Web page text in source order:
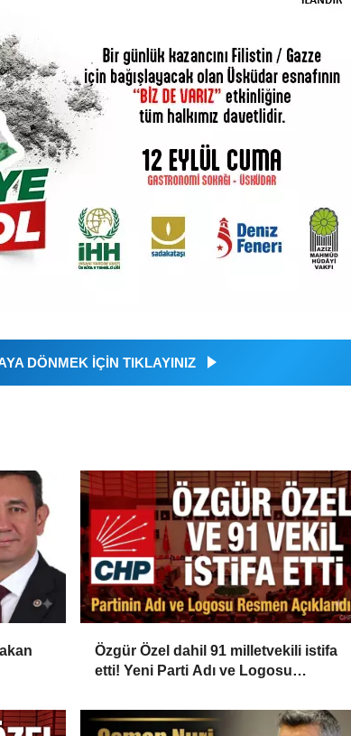
DÖNMEK İÇİN TIKLAYINIZ
Özgür Özel dahil 91 milletvekili istifa
etti! Yeni Parti Adı ve Logosu